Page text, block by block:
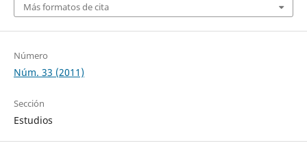
Más formatos de cita
Número
Núm. 33 (2011)
Sección
Estudios